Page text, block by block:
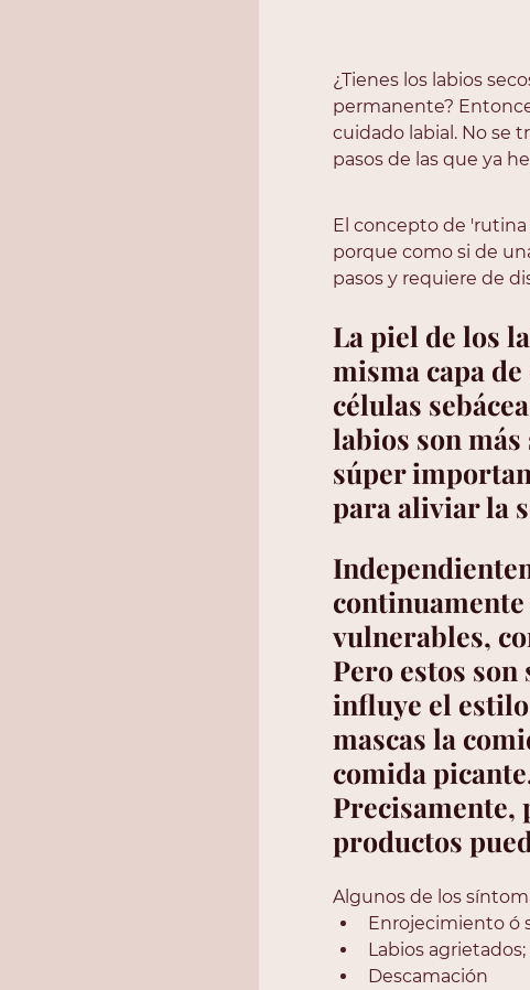
¿Tienes los labios
permanente?
cuidado labial. No se
pasos de las que ya
El concepto de
porque como si de
pasos y requiere de
La piel de los
misma capa
células
labios son
súper
para aliviar la
continuamente
vulnerables,
Pero estos
influye el
mascas la
comida
Precisamente,
productos
Algunos de los
Enrojecimiento ó
Labios
Descamación